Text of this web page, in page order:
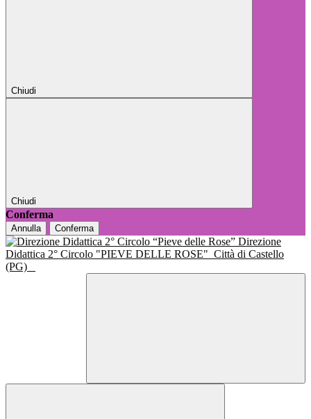
Chiudi
Chiudi
Conferma
Annulla Conferma
Direzione
Didattica 2° Circolo "PIEVE DELLE ROSE" Città di Castello
(PG)